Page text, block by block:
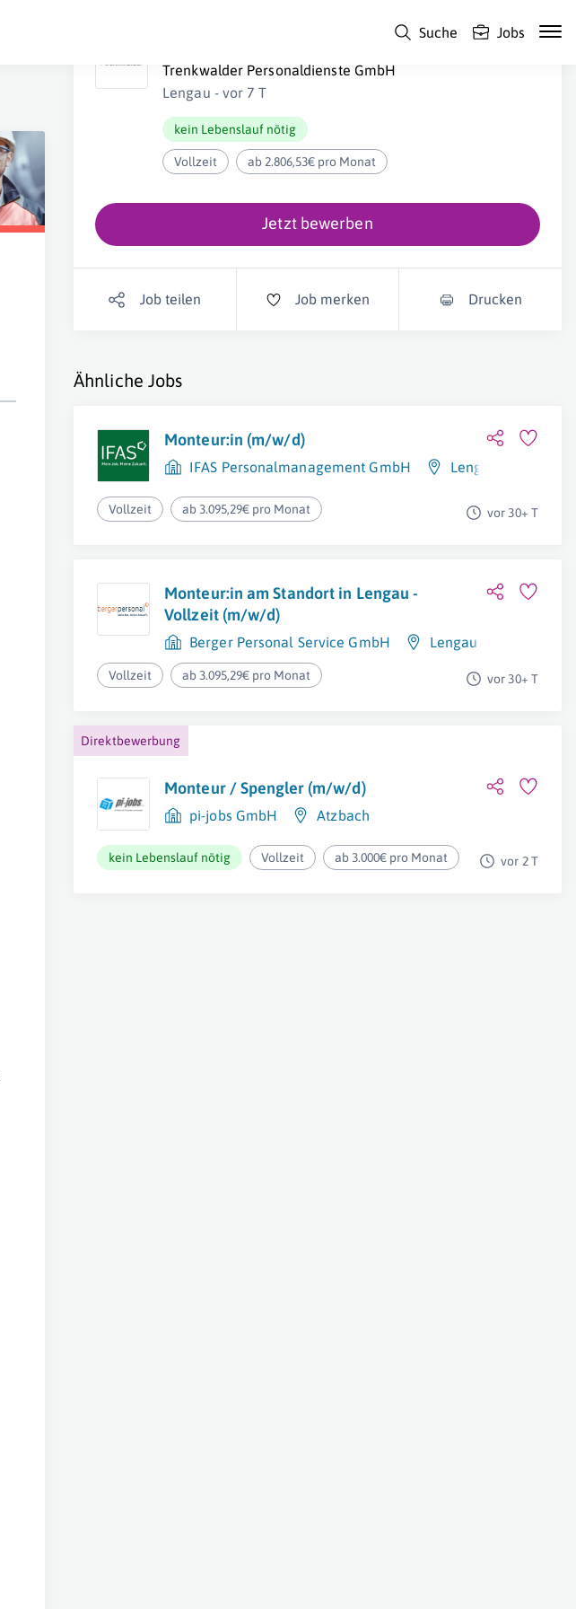
Suche Jobs
Monteur (m/w/d) Baugruppenfertigung
Trenkwalder Personaldienste GmbH
Lengau - vor 7 T
kein Lebenslauf nötig
Vollzeit ab 2.806,53€ pro Monat
Jetzt bewerben
Job teilen Job merken Drucken
Ähnliche Jobs
Monteur:in (m/w/d)
IFAS Personalmanagement GmbH Lengau
Vollzeit ab 3.095,29€ pro Monat vor 30+ T
Monteur:in am Standort in Lengau -
Vollzeit (m/w/d)
Berger Personal Service GmbH Lengau
Vollzeit ab 3.095,29€ pro Monat vor 30+ T
Direktbewerbung
Monteur / Spengler (m/w/d)
pi-jobs GmbH Atzbach
kein Lebenslauf nötig Vollzeit ab 3.000€ pro Monat vor 2 T